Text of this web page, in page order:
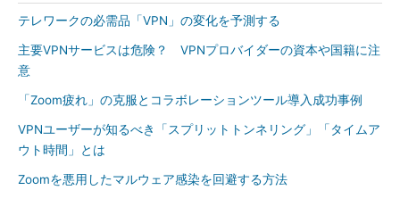
テレワークの必需品「VPN」の変化を予測する
主要VPNサービスは危険？ VPNプロバイダーの資本や国籍に注
意
「Zoom疲れ」の克服とコラボレーションツール導入成功事例
VPNユーザーが知るべき「スプリットトンネリング」「タイムア
ウト時間」とは
Zoomを悪用したマルウェア感染を回避する方法